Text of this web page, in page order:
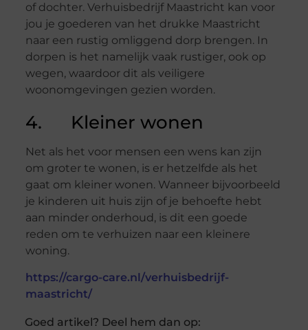
of dochter. Verhuisbedrijf Maastricht kan voor
jou je goederen van het drukke Maastricht
naar een rustig omliggend dorp brengen. In
dorpen is het namelijk vaak rustiger, ook op
wegen, waardoor dit als veiligere
woonomgevingen gezien worden.
4. Kleiner wonen
Net als het voor mensen een wens kan zijn
om groter te wonen, is er hetzelfde als het
gaat om kleiner wonen. Wanneer bijvoorbeeld
je kinderen uit huis zijn of je behoefte hebt
aan minder onderhoud, is dit een goede
reden om te verhuizen naar een kleinere
woning.
https://cargo-care.nl/verhuisbedrijf-
maastricht/
Goed artikel? Deel hem dan op: